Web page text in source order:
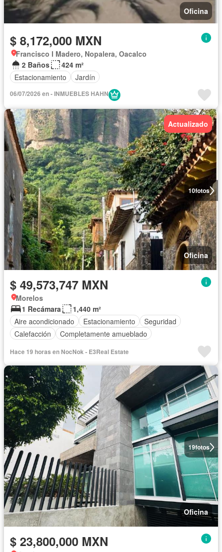
Oficina
$ 8,172,000 MXN
Francisco I Madero, Nopalera, Oacalco
2 Baños
424 m²
Estacionamiento
Jardín
06/07/2026 en - INMUEBLES HAHN
10fotos
Actualizado
Oficina
$ 49,573,747 MXN
Morelos
1 Recámara
1,440 m²
Aire acondicionado
Estacionamiento
Seguridad
Calefacción
Completamente amueblado
Hace 19 horas en NocNok - E3Real Estate
19fotos
Oficina
$ 23,800,000 MXN